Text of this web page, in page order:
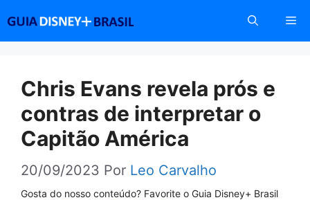
conteúdo
Chris Evans revela prós e
contras de interpretar o
Capitão América
20/09/2023 Por Leo Carvalho
Gosta do nosso conteúdo? Favorite o Guia Disney+ Brasil